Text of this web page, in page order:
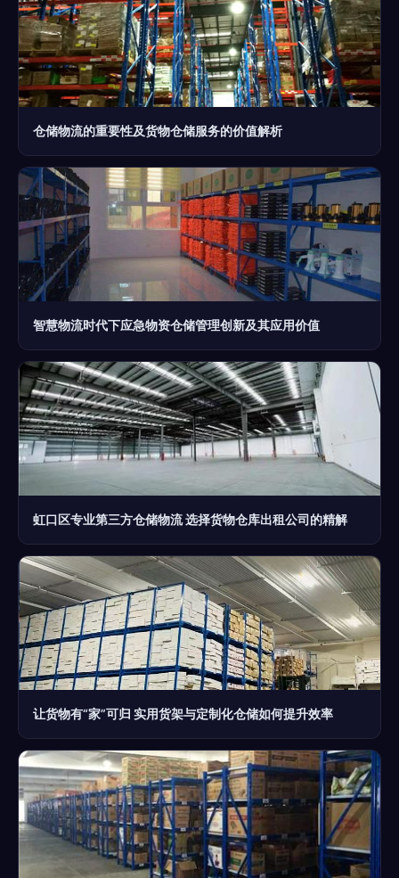
仓储物流的重要性及货物仓储服务的价值解析
智慧物流时代下应急物资仓储管理创新及其应用价值
虹口区专业第三方仓储物流 选择货物仓库出租公司的精解
让货物有“家”可归 实用货架与定制化仓储如何提升效率